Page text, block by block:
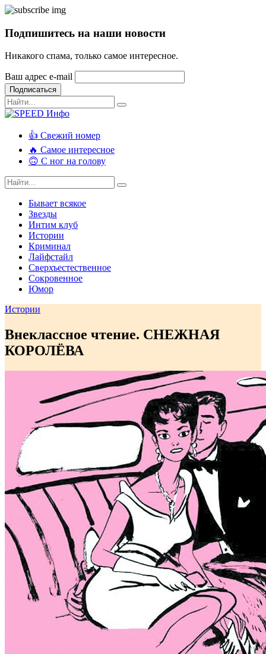
Подпишитесь на наши новости
Никакого спама, только самое интересное.
Ваш адрес e-mail
Подписаться
👍 Свежий номер
🔥 Самое интересное
🙃 С ног на голову
Бывает всякое
Звезды
Интим клуб
Истории
Криминал
Лайфстайл
Сверхъестественное
Сокровенное
Юмор
Истории
Внеклассное чтение. СНЕЖНАЯ
КОРОЛЁВА